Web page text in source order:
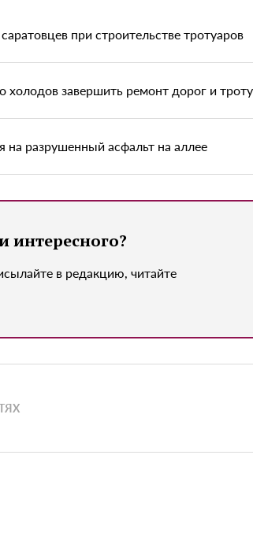
при строительстве тротуаров
холодов завершить ремонт дорог и
разрушенный асфальт на аллее
интересного?
в редакцию, читайте